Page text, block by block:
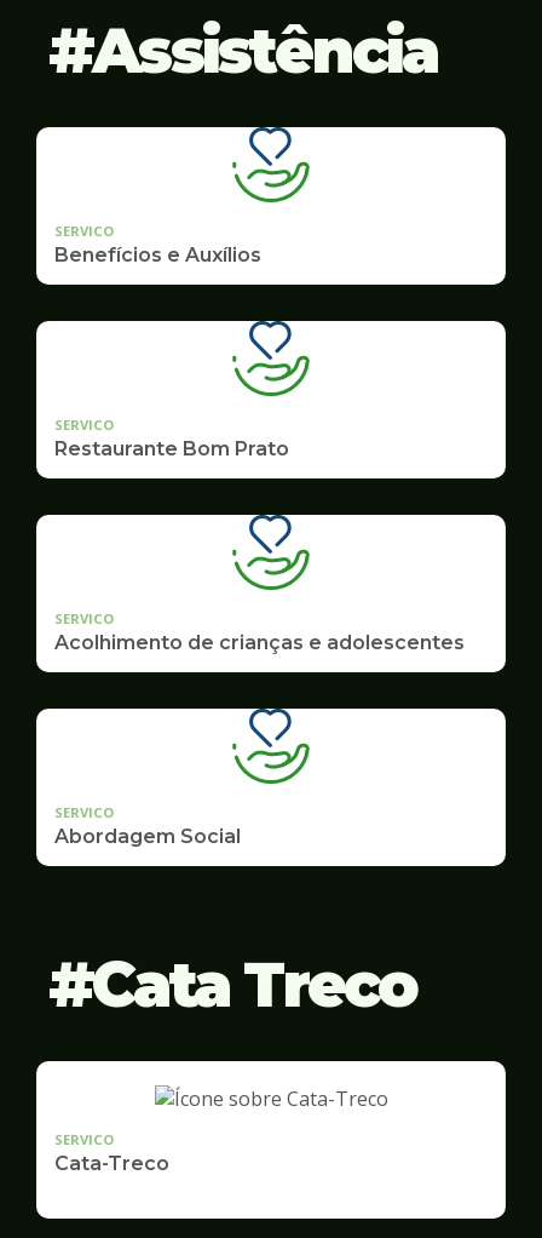
Assistência
SERVICO
Benefícios e Auxílios
SERVICO
Restaurante Bom Prato
SERVICO
Acolhimento de crianças e adolescentes
SERVICO
Abordagem Social
Cata Treco
SERVICO
Cata-Treco